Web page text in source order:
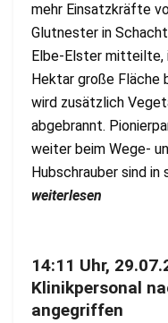
mehr Einsatzkräfte
Glutnester in
Elbe-Elster mitteilte,
Hektar große
wird zusätzlich
abgebrannt.
weiter beim Wege-
Hubschrauber sind
weiterlesen
14:11 Uhr,
Klinikpersonal
angegriffen